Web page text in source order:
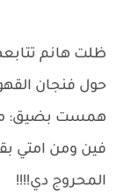
ظلت هانم
حول فنجان
همست بضيق: من
فين ومن امتي
المحروج دي!!!!